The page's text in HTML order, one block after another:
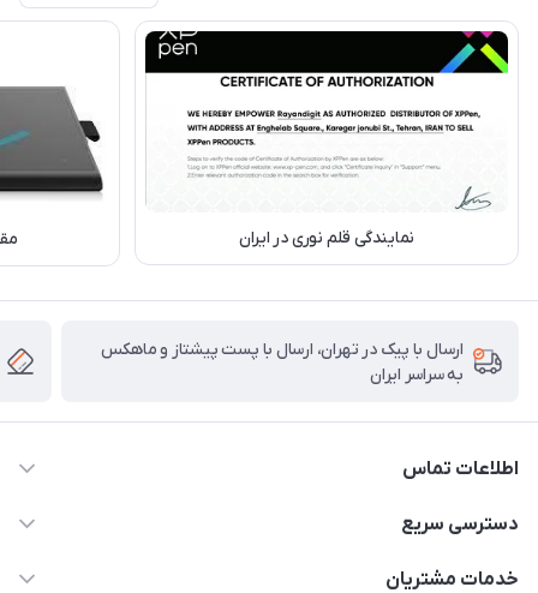
نمایندگی قلم نوری در ایران
ارسال با پیک در تهران، ارسال با پست پیشتاز و ماهکس
به سراسر ایران
اطلاعات تماس
۰۲۱91095320 - 09120057355 - 09915561288
دسترسی سریع
حساب کاربری
خدمات مشتریان